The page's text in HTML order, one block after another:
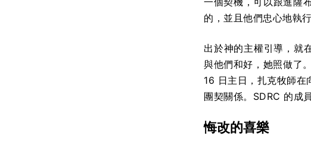
的，並且他們忠心地執
出於神的主權引導，就
與他們和好，她照做了
16 日主日，扎克牧師在
團契關係。SDRC 的成
悔改的喜樂